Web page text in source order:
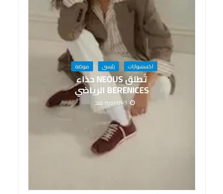
اكسسوارات رئيسى موضة
تُطلق NEOUS حذاء
BERENICES الرياضي
1 month منذ